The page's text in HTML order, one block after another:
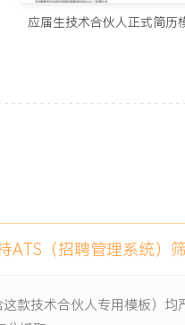
的企业级知识库平台，目标
业。
务模块的架构设计与核心代码
应届生技术合伙人正式简历
ATS（招聘管理系统）
款技术合伙人专用模板）